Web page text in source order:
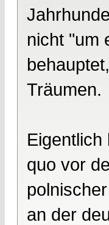
nicht "um
Träumen.
quo vor
an der